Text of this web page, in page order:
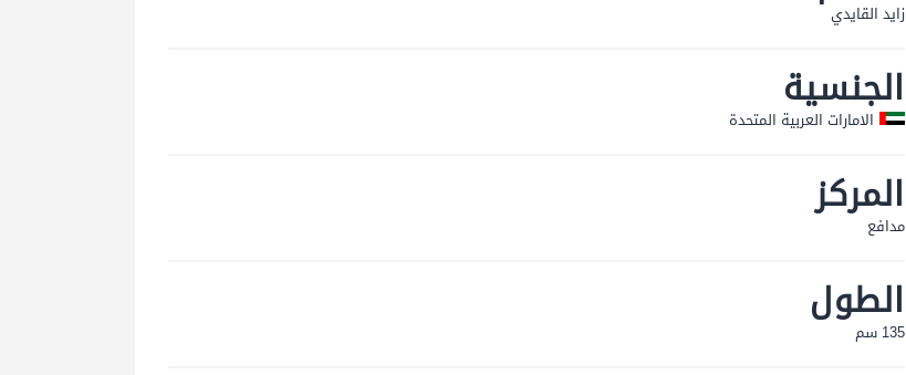
زاید القایدي
الجنسية
الامارات العربية المتحدة
المركز
مدافع
الطول
135 سم